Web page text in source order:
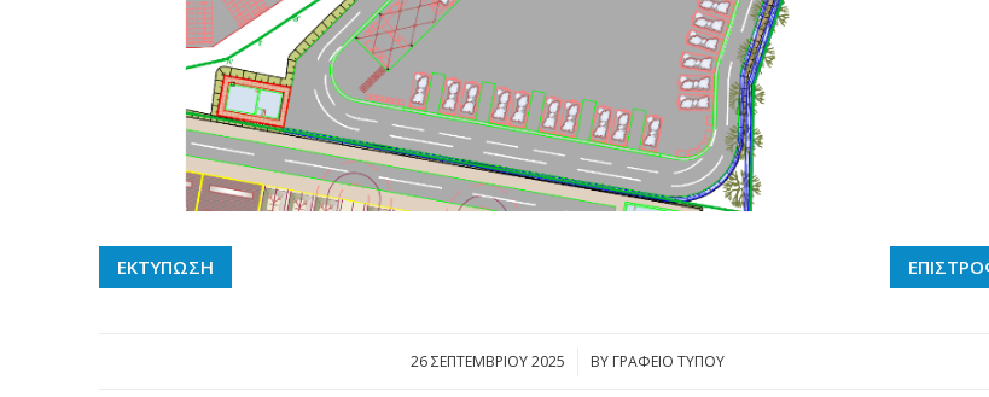
ΕΚΤΥΠΩΣΗ
26 ΣΕΠΤΕΜΒΡΊΟΥ 2025
/ BY ΓΡΑΦΕΙΟ ΤΥΠΟΥ